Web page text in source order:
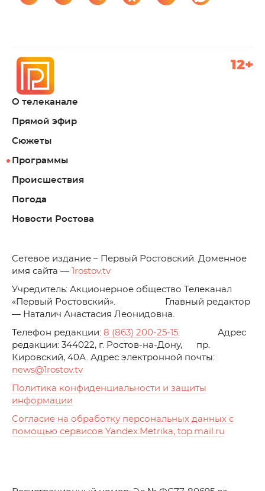
О телеканале
Прямой эфир
Сюжеты
Программы
Происшествия
Погода
Новости Ростова
12+
Cетевое издание – Первый Ростовский. Доменное
имя сайта —
1rostov.tv
Учредитель: Акционерное общество Телеканал
«Первый Ростовский». Главный редактор
— Наталич Анастасия Леонидовна.
Телефон редакции: 8 (863) 200-25-15. Адрес
редакции: 344022, г. Ростов-на-Дону, пр.
Кировский, 40А. Адрес электронной почты:
news@1rostov.tv
Политика конфиденциальности и защиты
информации
Согласие на обработку персональных данных с
помощью сервисов Yandex.Metrika, top.mail.ru